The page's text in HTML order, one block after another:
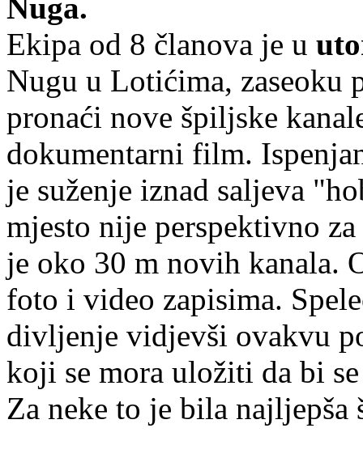
Nuga.
Ekipa od 8 članova je u
Nugu u Lotićima, zaseoku
pronaći nove špiljske
dokumentarni film.
je suženje iznad saljeva
mjesto nije perspektivno
je oko 30 m novih kanala.
foto i video zapisima.
divljenje vidjevši ovakvu
koji se mora uložiti da bi
Za neke to je bila